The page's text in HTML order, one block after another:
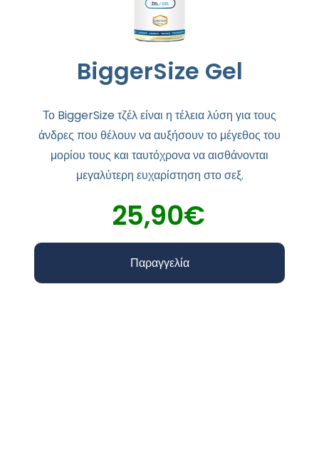
BiggerSize Gel
Το BiggerSize τζέλ είναι η τέλεια λύση για τους
άνδρες που θέλουν να αυξήσουν το μέγεθος του
μορίου τους και ταυτόχρονα να αισθάνονται
μεγαλύτερη ευχαρίστηση στο σεξ.
25,90€
Παραγγελία